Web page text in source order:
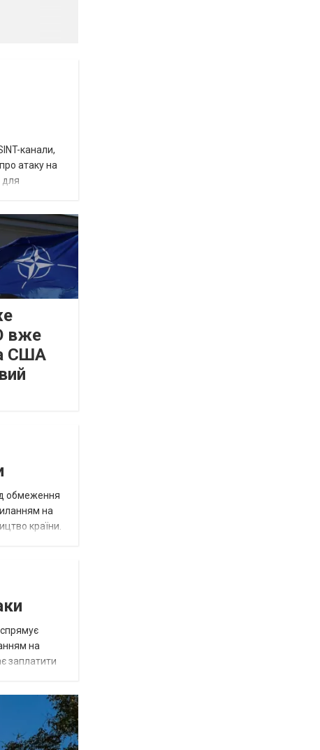
канали,
атаку на
для
вже
США
обмеження
на
країни.
на
заплатити